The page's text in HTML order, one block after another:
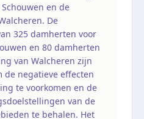
en de
De
325 damherten voor
en 80 damherten
van Walcheren zijn
de negatieve effecten
te voorkomen en de
van de
te behalen. Het